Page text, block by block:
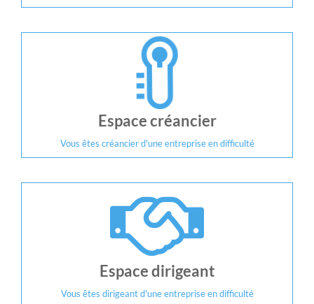
Espace créancier
Vous êtes créancier d'une entreprise en difficulté
Espace dirigeant
Vous êtes dirigeant d'une entreprise en difficulté